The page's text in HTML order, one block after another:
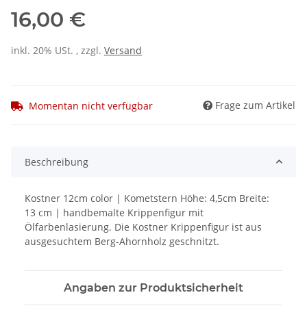
16,00 €
inkl. 20% USt. , zzgl. Versand
Momentan nicht verfügbar Frage zum Artikel
Beschreibung
Kostner 12cm color | Kometstern Höhe: 4,5cm Breite:
13 cm | handbemalte Krippenfigur mit
Ölfarbenlasierung. Die Kostner Krippenfigur ist aus
ausgesuchtem Berg-Ahornholz geschnitzt.
Angaben zur Produktsicherheit